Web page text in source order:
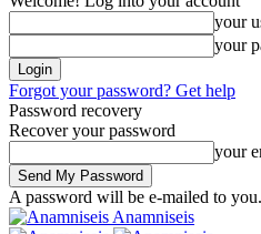
your
your
Forgot your password? Get help
Password recovery
Recover your password
your
A password will be e-mailed to you.
Anamniseis